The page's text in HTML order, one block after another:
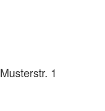
Musterstr. 1